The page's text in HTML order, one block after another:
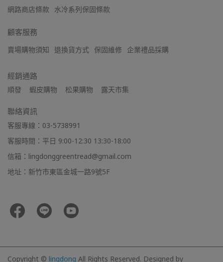
網路商店條款
水冷系列保固條款
顧客服務
賣場購物須知 退換貨方式 保固維修 企業禮品採購
經銷通路
順發    蝦皮購物    松果購物    露天市集
聯絡資訊
客服專線：03-5738991
客服時間：平日 9:00-12:30 13:30-18:00
信箱：lingdonggreentread@gmail.com
地址：新竹市東區金城一路9號5F
Copyright © lingdong All Rights Reserved. Designed by